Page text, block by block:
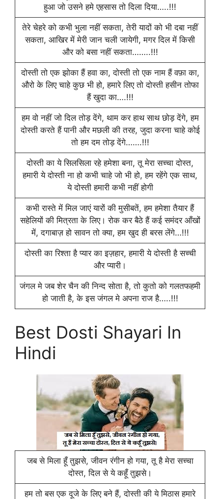
हुआ जो उसने हमे एहसास तो दिला दिया…..!!!
तेरे चेहरे को कभी भुला नहीं सकता, तेरी यादों को भी दबा नहीं
सकता, आखिर में मेरी जान चली जायेगी, मगर दिल में किसी
और को बसा नहीं सकता……..!!!
दोस्ती तो एक झोका हैं हवा का, दोस्ती तो एक नाम हैं वफ़ा का,
औरो के लिए चाहे कुछ भी हो, हमारे लिए तो दोस्ती हसीन तोफा
हैं खुदा का….!!!
हम वो नहीं जो दिल तोड़ देंगे, थाम कर हाथ साथ छोड़ देंगे, हम
दोस्ती करते हैं पानी और मछली की तरह, जुदा करना चाहे कोई
तो हम दम तोड़ देंगे…….!!!
दोस्ती का ये सिलसिला रहे हमेशा बना, तू मेरा सच्चा दोस्त,
हमारी ये दोस्ती ना हो कभी चाहे जो भी हो, हम रहेंगे एक साथ,
ये दोस्ती हमारी कभी नहीं होगी
कभी रास्ते में मिल जाएं यारों की मुसीबतें, हम हमेशा तैयार हैं
सहेलियों की मित्रता के लिए। रोक कर बैठे हैं कई समंदर आँखों
में, दगाबाज़ हो सावन तो क्या, हम खुद ही बरस लेंगे…!!!
दोस्ती का रिश्ता है प्यार का इज़हार, हमारी ये दोस्ती है सच्ची
और प्यारी।
जंगल मे जब शेर चैन की निन्द सोता है, तो कुतो को गलतफहमी
हो जाती है, के इस जंगल मे अपना राज है…..!!!
Best Dosti Shayari In
Hindi
जब से मिला हूँ तुझसे, जीवन रंगीन हो गया, तू है मेरा सच्चा
दोस्त, दिल से ये कहूँ तुझसे।
हम तो बस एक दूजे के लिए बने हैं, दोस्ती की ये मिठास हमारे